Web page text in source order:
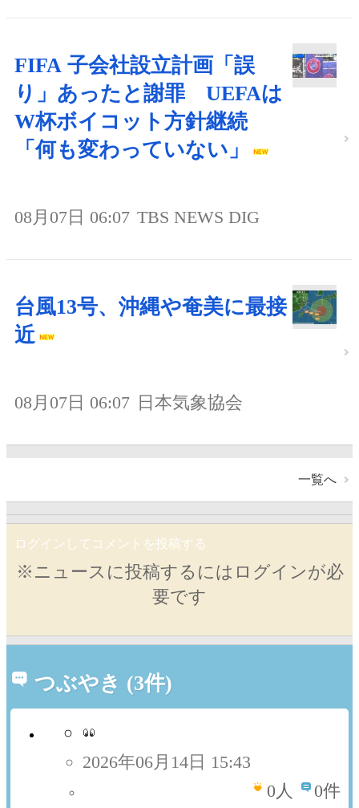
FIFA 子会社設立計画「誤
り」あったと謝罪 UEFAは
W杯ボイコット方針継続
「何も変わっていない」
08月07日 06:07 TBS NEWS DIG
台風13号、沖縄や奄美に最接
近
08月07日 06:07 日本気象協会
一覧へ
ログインしてコメントを投稿する
※ニュースに投稿するにはログインが必
要です
つぶやき (3件)
2026年06月14日 15:43
0人 0件